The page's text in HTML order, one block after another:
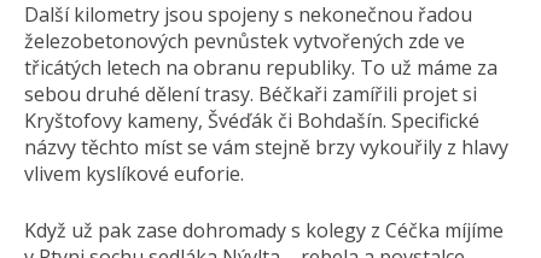
Další kilometry jsou spojeny s nekonečnou řadou
železobetonových pevnůstek vytvořených zde ve
třicátých letech na obranu republiky. To už máme za
sebou druhé dělení trasy. Béčkaři zamířili projet si
Kryštofovy kameny, Švéďák či Bohdašín. Specifické
názvy těchto míst se vám stejně brzy vykouřily z hlavy
vlivem kyslíkové euforie.
Když už pak zase dohromady s kolegy z Céčka míjíme